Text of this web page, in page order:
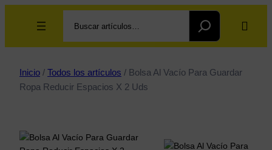
Inicio / Todos los artículos / Bolsa Al Vacío Para Guardar
Ropa Reducir Espacios X 2 Uds